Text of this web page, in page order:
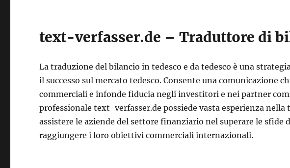
text-verfasser.de – Traduttore di
La traduzione del bilancio in tedesco e da tedesco è una
il successo sul mercato tedesco. Consente una comunicazione
commerciali e infonde fiducia negli investitori e nei partner
professionale text-verfasser.de possiede vasta esperienza
assistere le aziende del settore finanziario nel superare le sfide
raggiungere i loro obiettivi commerciali internazionali.